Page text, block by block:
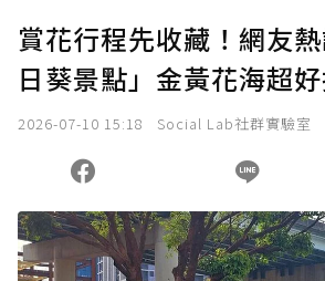
賞花行程先收藏！網友
日葵景點」金黃花海超
2026-07-10 15:18 Social Lab社群實驗室